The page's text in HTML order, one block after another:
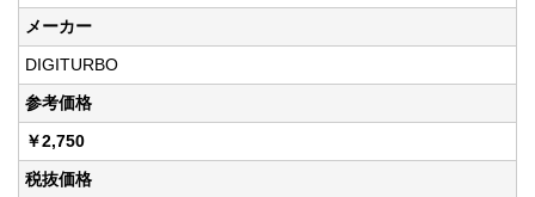
メーカー
DIGITURBO
参考価格
￥2,750
税抜価格